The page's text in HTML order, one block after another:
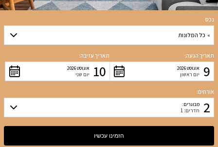
נכס
» כל המלונות
תאריך הגעה:
9 אוגוסט 2026
יום ראשון
תאריך עזיבה:
10 אוגוסט 2026
יום שני
אורחים:
2 מבוגרים:
חדרים: 1